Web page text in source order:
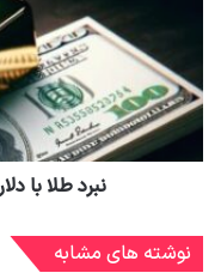
نبرد طلا با
نوشته های مشابه